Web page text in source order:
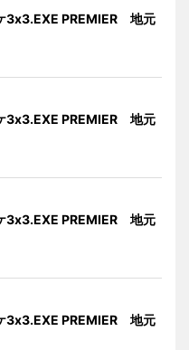
3x3.EXE PREMIER 地元
3x3.EXE PREMIER 地元
3x3.EXE PREMIER 地元
3x3.EXE PREMIER 地元